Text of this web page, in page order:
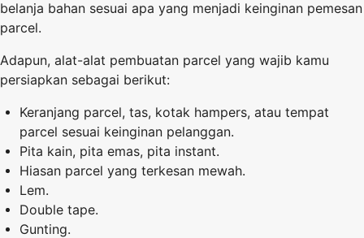
belanja bahan sesuai apa yang menjadi keinginan pemesan
parcel.
Adapun, alat-alat pembuatan parcel yang wajib kamu
persiapkan sebagai berikut:
Keranjang parcel, tas, kotak hampers, atau tempat
parcel sesuai keinginan pelanggan.
Pita kain, pita emas, pita instant.
Hiasan parcel yang terkesan mewah.
Lem.
Double tape.
Gunting.